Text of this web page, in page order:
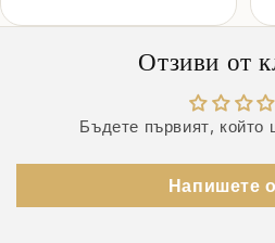
Отзиви от
Бъдете първият, който
Напишете